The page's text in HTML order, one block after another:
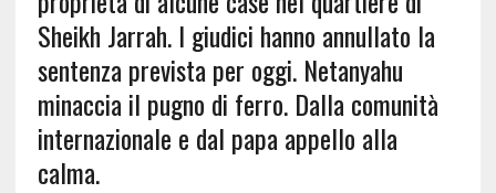
Sheikh Jarrah. I giudici hanno annullato la
sentenza prevista per oggi. Netanyahu
minaccia il pugno di ferro. Dalla comunità
internazionale e dal papa appello alla
calma.